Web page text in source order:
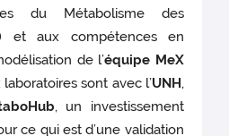
du Métabolisme des
et aux compétences en
de l’équipe MeX
sont avec l’UNH,
, un investissement
ce qui est d’une validation